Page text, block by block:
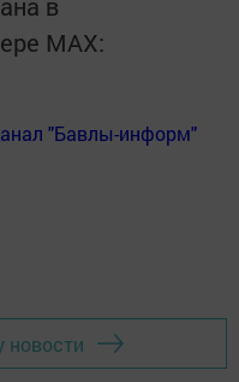
MАХ:
"Бавлы-информ"
новости